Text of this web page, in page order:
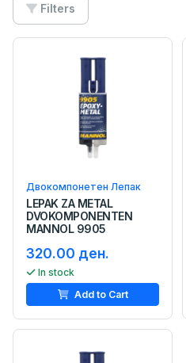
Filters
Двокомпонетен Лепак
LEPAK ZA METAL
DVOKOMPONENTEN
MANNOL 9905
320.00 ден.
In stock
Add to Cart